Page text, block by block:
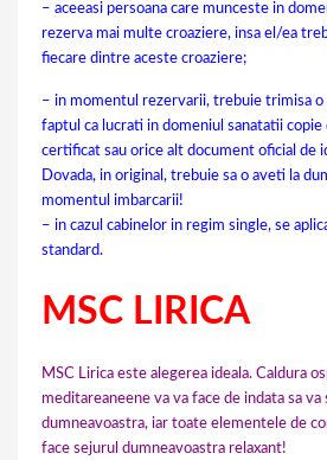
– aceeasi persoana care munceste in
rezerva mai multe croaziere, insa el/ea
fiecare dintre aceste croaziere;
– in momentul rezervarii, trebuie trimisa o
faptul ca lucrati in domeniul sanatatii
certificat sau orice alt document oficial de
Dovada, in original, trebuie sa o aveti la
momentul imbarcarii!
– in cazul cabinelor in regim single, se
standard.
MSC LIRICA
MSC Lirica este alegerea ideala. Caldura
meditareaneene va va face de indata sa va
dumneavoastra, iar toate elementele de
face sejurul dumneavoastra relaxant!